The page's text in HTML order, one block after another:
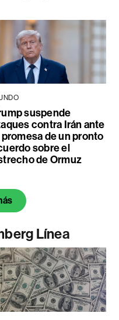
suspende
contra Irán ante
promesa de un pronto
sobre el
de Ormuz
Línea